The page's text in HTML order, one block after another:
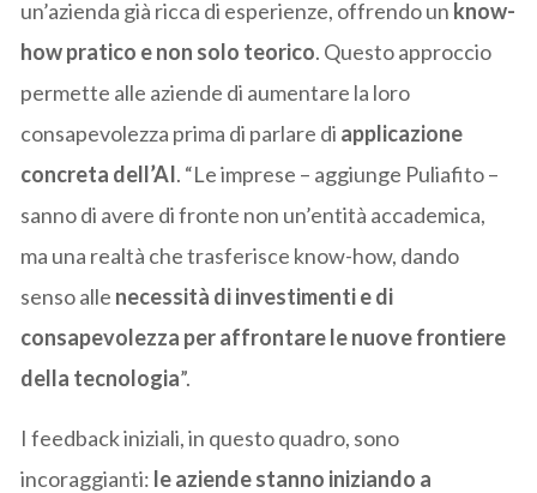
un’azienda già ricca di esperienze, offrendo un know-
how pratico e non solo teorico. Questo approccio
permette alle aziende di aumentare la loro
consapevolezza prima di parlare di applicazione
concreta dell’AI. “Le imprese – aggiunge Puliafito –
sanno di avere di fronte non un’entità accademica,
ma una realtà che trasferisce know-how, dando
senso alle necessità di investimenti e di
consapevolezza per affrontare le nuove frontiere
della tecnologia”.
I feedback iniziali, in questo quadro, sono
incoraggianti: le aziende stanno iniziando a